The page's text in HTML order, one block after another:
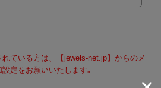
ている方は、【jewels-net.jp】からのメ
定をお願いいたします｡